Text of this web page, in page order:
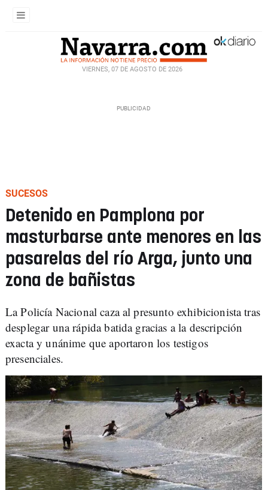
VIERNES, 07 DE AGOSTO DE 2026
SUCESOS
Detenido en Pamplona por
masturbarse ante menores en las
pasarelas del río Arga, junto una
zona de bañistas
La Policía Nacional caza al presunto exhibicionista tras
desplegar una rápida batida gracias a la descripción
exacta y unánime que aportaron los testigos
presenciales.